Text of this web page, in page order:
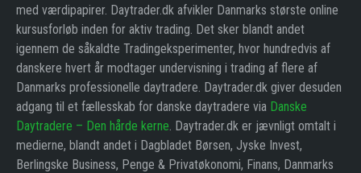
med værdipapirer. Daytrader.dk afvikler Danmarks største online
kursusforløb inden for aktiv trading. Det sker blandt andet
igennem de såkaldte Tradingeksperimenter, hvor hundredvis af
danskere hvert år modtager undervisning i trading af flere af
Danmarks professionelle daytradere. Daytrader.dk giver desuden
adgang til et fællesskab for danske daytradere via Danske
Daytradere – Den hårde kerne. Daytrader.dk er jævnligt omtalt i
medierne, blandt andet i Dagbladet Børsen, Jyske Invest,
Berlingske Business, Penge & Privatøkonomi, Finans, Danmarks